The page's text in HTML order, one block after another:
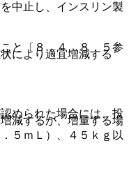
中止し、インスリン製
と〔８．４、８．５参
められた場合には、投
により適宜増減する
減するが、増量する場
５ｍＬ）、４５ｋｇ以